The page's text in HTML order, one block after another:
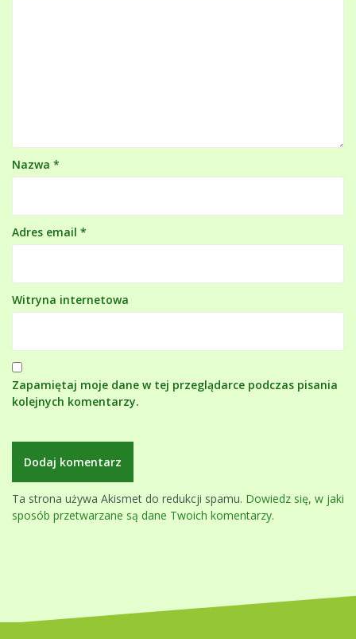
Nazwa *
Adres email *
Witryna internetowa
Zapamiętaj moje dane w tej przeglądarce podczas pisania
kolejnych komentarzy.
Ta strona używa Akismet do redukcji spamu. Dowiedz się, w jaki
sposób przetwarzane są dane Twoich komentarzy.